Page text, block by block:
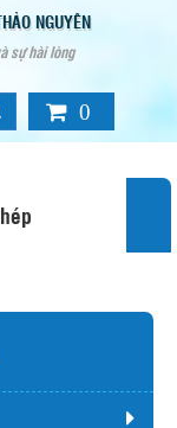
NGUYÊN
sự hài lòng
0